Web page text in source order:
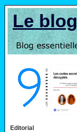
Le
Editorial